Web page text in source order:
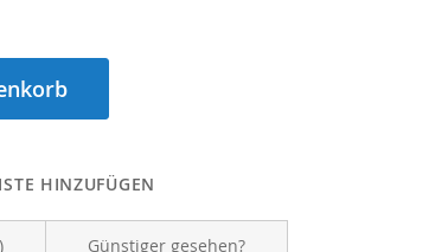
HINZUFÜGEN
Günstiger gesehen?